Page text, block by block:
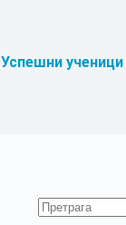
Успешни ученици